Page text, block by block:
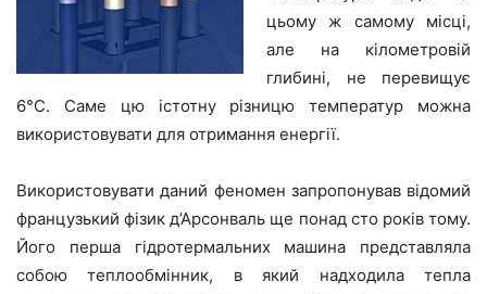
цьому ж самому місці,
але на кілометровій
глибині, не перевищує
6°С. Саме цю істотну різницю температур можна
використовувати для отримання енергії.
Використовувати даний феномен запропонував відомий
французький фізик д’Арсонваль ще понад сто років тому.
Його перша гідротермальних машина представляла
собою теплообмінник, в який надходила тепла